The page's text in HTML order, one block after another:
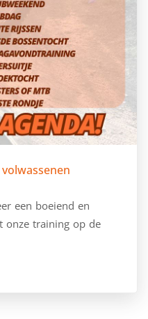
een boeiend en
onze training op de